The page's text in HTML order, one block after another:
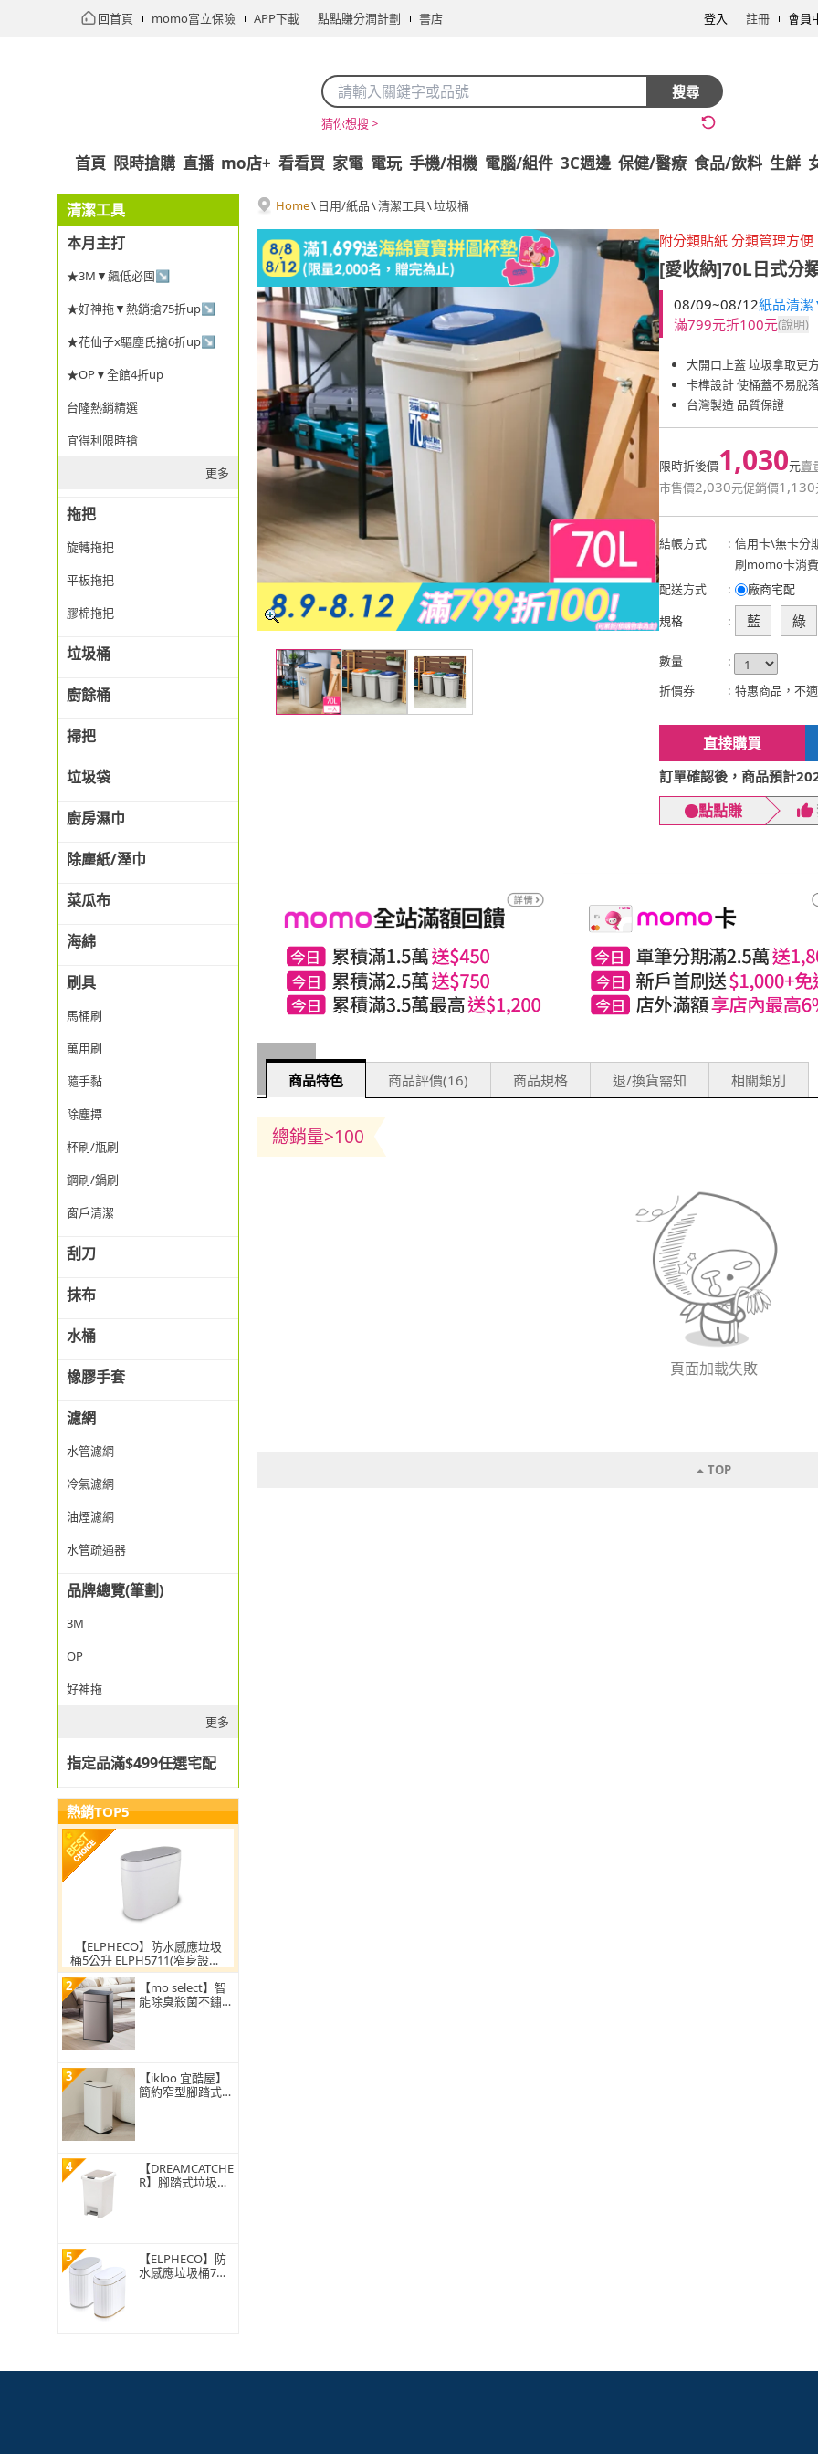
回首頁 momo富立保險 APP下載 點點賺分潤計劃 書店 登入 註冊 會員
搜尋
猜你想搜 >
首頁 限時搶購 直播 mo店+ 看看買 家電 電玩 手機/相機 電腦/組件 3C週邊 保健/醫療 食品/飲料 生鮮
清潔工具
本月主打
★3M▼飆低必囤↘
★好神拖▼熱銷搶75折up↘
★花仙子x驅塵氏搶6折up↘
★OP▼全館4折up
台隆熱銷精選
宜得利限時搶
更多
拖把
旋轉拖把
平板拖把
膠棉拖把
垃圾桶
廚餘桶
掃把
垃圾袋
廚房濕巾
除塵紙/溼巾
菜瓜布
海綿
刷具
馬桶刷
萬用刷
隨手黏
除塵撢
杯刷/瓶刷
鋼刷/鍋刷
窗戶清潔
刮刀
抹布
水桶
橡膠手套
濾網
水管濾網
冷氣濾網
油煙濾網
水管疏通器
品牌總覽(筆劃)
3M
OP
好神拖
更多
指定品滿$499任選宅配
熱銷TOP5
【ELPHECO】防水感應垃圾
桶5公升 ELPH5711(窄身設計/
小容量/小空間適用)
2
【mo select】智
能除臭殺菌不鏽鋼
3
【ikloo 宜酷屋】
簡約窄型腳踏式垃
4
【DREAMCATCHE
R】腳踏式垃圾桶
5
【ELPHECO】防
水感應垃圾桶7公
Home\ 日用/紙品\清潔工具\垃圾桶
附分類貼紙 分類管理方便
[愛收納]70L日式分
08/09~08/12紙品清
滿799元折100元(說明)
大開口上蓋 垃圾拿取更
卡榫設計 使桶蓋不易脫
台灣製造 品質保證
限時折後價1,030元賣
市售價2,030元促銷價1,130
結帳方式 : 信用卡\無卡分
刷momo卡消
配送方式
:
廠商宅配
規格
: 藍 綠
數量
:
折價券
: 特惠商品，不
直接購買
訂單確認後，商品預計
點點賺
商品特色 商品評價(16) 商品規格 退/換貨需知 相關類別
總銷量>100
頁面加載失敗
TOP